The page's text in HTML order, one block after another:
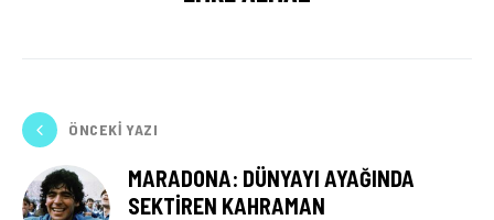
ÖNCEKI YAZI
MARADONA: DÜNYAYI AYAĞINDA
SEKTIREN KAHRAMAN